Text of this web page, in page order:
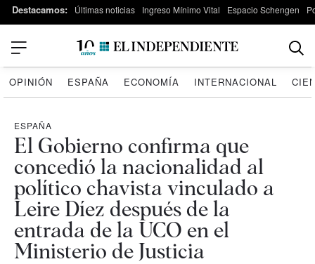
Destacamos: Últimas noticias Ingreso Mínimo Vital Espacio Schengen
OPINIÓN ESPAÑA ECONOMÍA INTERNACIONAL
ESPAÑA
El Gobierno confirma que
concedió la nacionalidad al
político chavista vinculado a
Leire Díez después de la
entrada de la UCO en el
Ministerio de Justicia